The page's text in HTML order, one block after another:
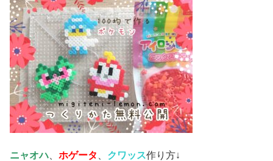
ニャオハ ホゲータ クワッス作り方↓